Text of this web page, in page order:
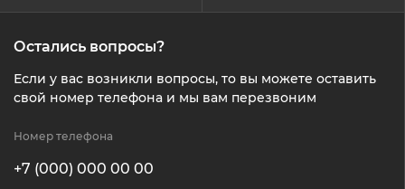
Остались вопросы?
Если у вас возникли вопросы, то вы можете оставить
свой номер телефона и мы вам перезвоним
Номер телефона